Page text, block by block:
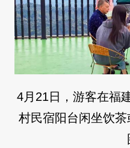
4月21日，游客在福
村民宿阳台闲坐饮